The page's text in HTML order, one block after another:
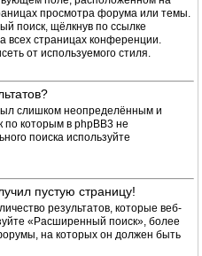
просмотра форума или темы.
поиск, щёлкнув по ссылке
всех страницах конференции.
от используемого стиля.
слишком неопределённым и
по которым в phpBB3 не
поиска используйте
пустую страницу!
результатов, которые веб-
«Расширенный поиск», более
на которых он должен быть